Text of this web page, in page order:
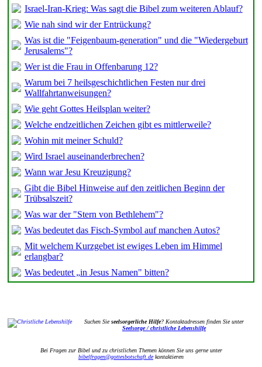
Israel-Iran-Krieg: Was sagt die Bibel zum weiteren Ablauf?
Wie nah sind wir der Entrückung?
Was ist die "Feigenbaum-generation" und die "Wiedergeburt
Jerusalems"?
Wer ist die Frau in Offenbarung 12?
Warum bei 7 heilsgeschichtlichen Festen nur drei
Wallfahrtanweisungen?
Wie geht Gottes Heilsplan weiter?
Welche endzeitlichen Zeichen gibt es mittlerweile?
Wohin mit meiner Schuld?
Wird Israel auseinanderbrechen?
Wann war Jesu Kreuzigung?
Gibt die Bibel Hinweise auf den zeitlichen Beginn der
Trübsalszeit?
Was war der "Stern von Bethlehem"?
Was bedeutet das Fisch-Symbol auf manchen Autos?
Mit welchem Kurzgebet ist ewiges Leben im Himmel
erlangbar?
Was bedeutet „in Jesus Namen" bitten?
Suchen Sieseelsorgerliche Hilfe? Kontaktadressen finden Sie unter
Seelsorge / christliche Lebenshilfe
Bei Fragen zur Bibel und zu christlichen Themen können Sie uns gerne unter
bibelfragen@gottesbotschaft.dekontaktieren